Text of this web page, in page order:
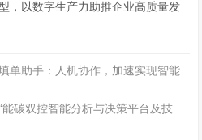
，以数字生产力助推企业高质量发
单助手：人机协作，加速实现智能
能碳双控智能分析与决策平台及技